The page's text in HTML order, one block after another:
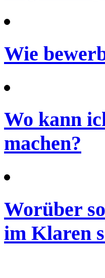
Wie
Wo kann
machen?
Worüber
im Klaren